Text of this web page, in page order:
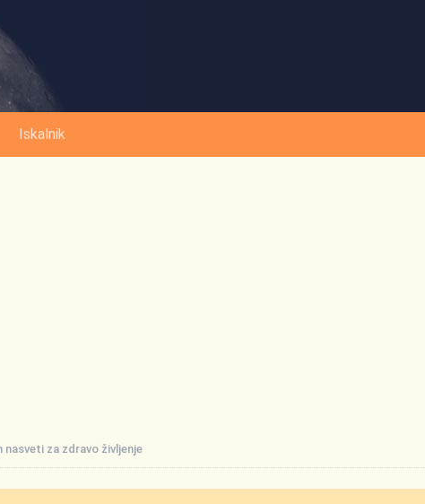
Iskalnik
nasveti za zdravo življenje